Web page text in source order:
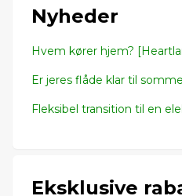
Nyheder
Hvem kører hjem?
Er jeres flåde klar til
Fleksibel transition til en
Eksklusive